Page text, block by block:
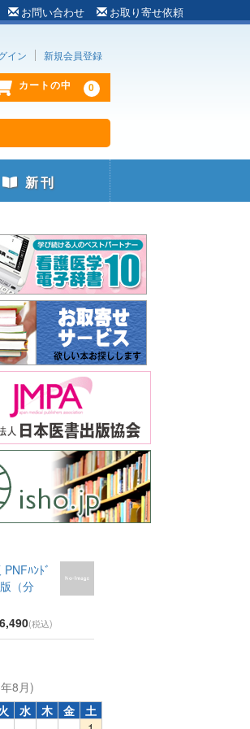
お問い合わせ お取り寄せ依頼
イン 新規会員登録
カートの中 0
新刊
ﾊﾝﾄﾞ
（分
(税込)
8月)
水 木 金
土